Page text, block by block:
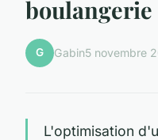
boulangerie
G Gabin5 novembre
L'optimisation